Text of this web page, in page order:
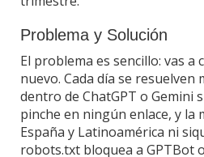
Problema y Solución
El problema es sencillo: vas a
nuevo. Cada día se resuelven
dentro de ChatGPT o Gemini
pinche en ningún enlace, y la
España y Latinoamérica ni
robots.txt bloquea a GPTBot